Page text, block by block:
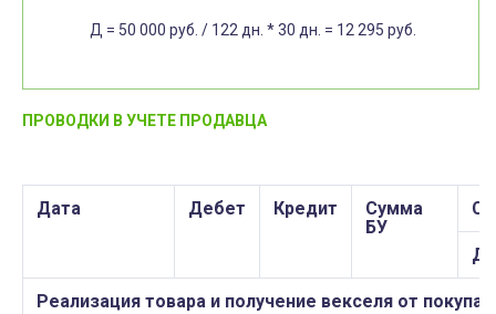
Д = 50 000 руб. / 122 дн. * 30 дн. = 12 295 руб.
ПРОВОДКИ В УЧЕТЕ ПРОДАВЦА
Дата Дебет Кредит
Сумма
БУ
Дт
Реализация товара и получение векселя от